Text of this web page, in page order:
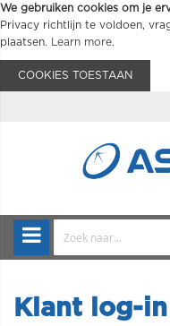
We gebruiken cookies om je
Privacy richtlijn te voldoen,
plaatsen.
Learn more.
COOKIES TOESTAAN
Klant log-in